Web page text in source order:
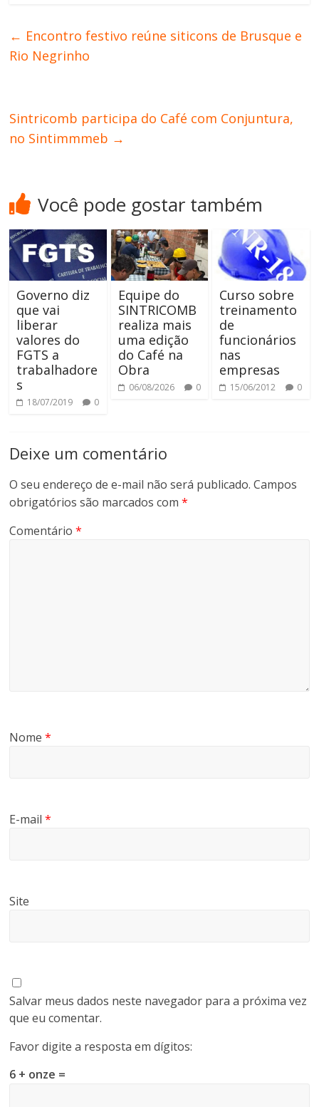
← Encontro festivo reúne siticons de Brusque e
Rio Negrinho
Sintricomb participa do Café com Conjuntura,
no Sintimmmeb →
Você pode gostar também
Governo diz
que vai
liberar
valores do
FGTS a
trabalhadore
s
18/07/2019 0
Equipe do
SINTRICOMB
realiza mais
uma edição
do Café na
Obra
06/08/2026 0
Curso sobre
treinamento
de
funcionários
nas
empresas
15/06/2012 0
Deixe um comentário
O seu endereço de e-mail não será publicado. Campos
obrigatórios são marcados com*
Comentário*
Nome*
E-mail*
Site
Salvar meus dados neste navegador para a próxima vez
que eu comentar.
Favor digite a resposta em dígitos:
6 + onze =